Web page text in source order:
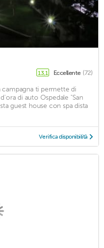
13,1 Eccellente (72)
campagna ti permette di
di auto Ospedale "San
guest house con spa dista
Verifica disponibilità